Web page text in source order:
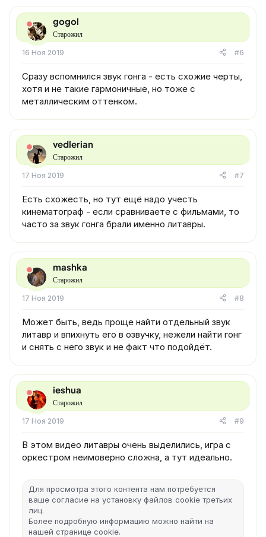
gogol
Старожил
16 Ноя 2019 #6
Сразу вспомнился звук гонга - есть схожие черты,
хотя и не такие гармоничные, но тоже с
металлическим оттенком.
vedlerian
Старожил
17 Ноя 2019 #7
Есть схожесть, но тут ещё надо учесть
кинематограф - если сравниваете с фильмами, то
часто за звук гонга брали именно литавры.
mashka
Старожил
17 Ноя 2019 #8
Может быть, ведь проще найти отдельный звук
литавр и впихнуть его в озвучку, нежели найти гонг
и снять с него звук и не факт что подойдёт.
ieshua
Старожил
17 Ноя 2019 #9
В этом видео литавры очень выделились, игра с
оркестром неимоверно сложна, а тут идеально.
Для просмотра этого контента нам потребуется
ваше согласие на установку файлов cookie третьих
лиц.
Более подробную информацию можно найти на
нашей странице cookie.